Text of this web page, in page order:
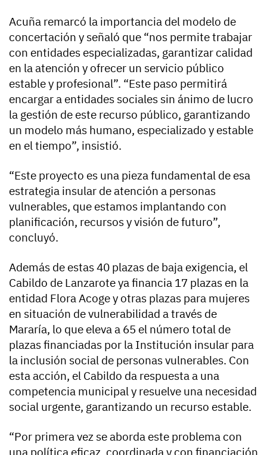
Acuña remarcó la importancia del modelo de
concertación y señaló que “nos permite trabajar
con entidades especializadas, garantizar calidad
en la atención y ofrecer un servicio público
estable y profesional”. “Este paso permitirá
encargar a entidades sociales sin ánimo de lucro
la gestión de este recurso público, garantizando
un modelo más humano, especializado y estable
en el tiempo”, insistió.
“Este proyecto es una pieza fundamental de esa
estrategia insular de atención a personas
vulnerables, que estamos implantando con
planificación, recursos y visión de futuro”,
concluyó.
Además de estas 40 plazas de baja exigencia, el
Cabildo de Lanzarote ya financia 17 plazas en la
entidad Flora Acoge y otras plazas para mujeres
en situación de vulnerabilidad a través de
Mararía, lo que eleva a 65 el número total de
plazas financiadas por la Institución insular para
la inclusión social de personas vulnerables. Con
esta acción, el Cabildo da respuesta a una
competencia municipal y resuelve una necesidad
social urgente, garantizando un recurso estable.
“Por primera vez se aborda este problema con